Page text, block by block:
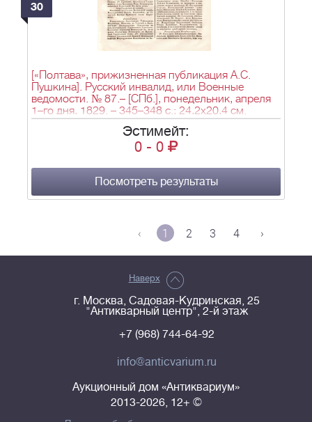
30
[«Полтава», прижизненная публикация А.С.
Пушкина]. Русский инвалид, или Военные
ведомости. № 87.– [СПб.], понедельник, апреля
1–го дня, 1829. – 345–348 с.; 24,2х20,4 см.
Эстимейт:
0 - 0
Посмотреть результаты
‹ 1 2 3 4 ›
Наверх
г. Москва, Садовая-Кудринская, 25
"Антикварный центр", 2-й этаж
+7 (968) 744-64-92
info@anticvarium.ru
Аукционный дом «Антиквариум»
2013-2026, 12+ ©